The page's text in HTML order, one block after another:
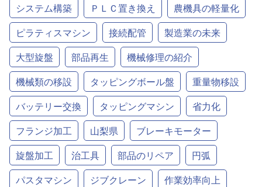
システム構築
ＰＬＣ置き換え
農機具の軽量化
ピラティスマシン
接続配管
製造業の未来
大型旋盤
部品再生
機械修理の紹介
機械類の移設
タッピングボール盤
重量物移設
バッテリー交換
タッピングマシン
省力化
フランジ加工
山梨県
ブレーキモーター
旋盤加工
治工具 部品のリペア
円弧
パスタマシン
ジブクレーン
作業効率向上